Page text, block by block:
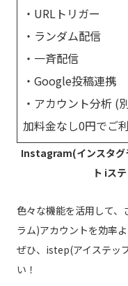
・URLトリガー
・ランダム配信
・一斉配信
・Google投稿連携
・アカウント分析 (
加料金なし0円でご
Instagram(インスタグ
ト iス
色々な機能を活用して
ラム)アカウントを効率
ぜひ、istep(アイステッ
い！